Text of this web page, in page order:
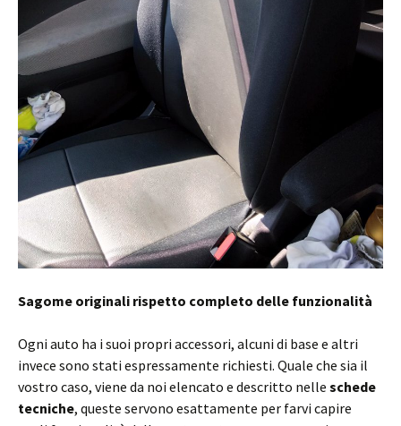
Sagome originali rispetto completo delle funzionalità
Ogni auto ha i suoi propri accessori, alcuni di base e altri
invece sono stati espressamente richiesti. Quale che sia il
vostro caso, viene da noi elencato e descritto nelle schede
tecniche, queste servono esattamente per farvi capire